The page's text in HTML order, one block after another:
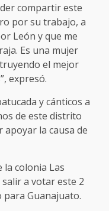
compartir este
por su trabajo, a
León y que me
Es una mujer
el mejor
expresó.
y cánticos a
de este distrito
la causa de
la colonia Las
a votar este 2
Guanajuato.